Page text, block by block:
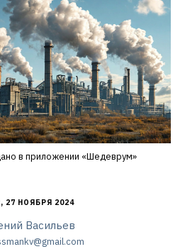
в приложении «Шедеврум»
27 НОЯБРЯ 2024
Васильев